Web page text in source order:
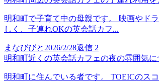
明和町で子育て中の母親です。 映画やド
しく、子連れOKの英会話カフ...
まなびびと 2026/2/28返信 2
明和町近くの英会話カフェの夜の雰囲気
明和町に住んでいる者です。 TOEICのス